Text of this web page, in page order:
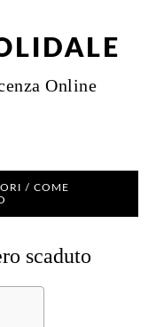
Online
/ COME
scaduto